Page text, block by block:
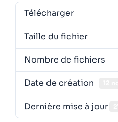
Télécharger
Taille du fichier
Nombre de fichiers
Date de création
Dernière mise à jour